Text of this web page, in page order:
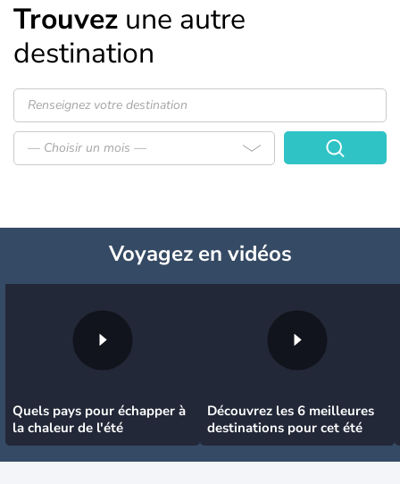
Trouvez une autre
destination
— Choisir un mois —
Voyagezen vidéos
Quels pays pour échapper à
la chaleur de l'été
Découvrez les 6 meilleures
destinations pour cet été